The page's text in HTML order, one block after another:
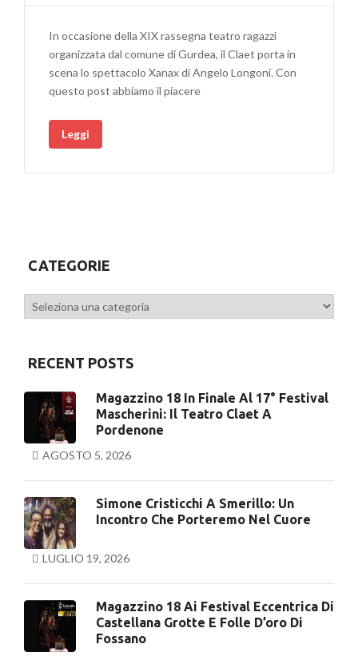
In occasione della XIX rassegna teatro ragazzi
organizzata dal comune di Gurdea, il Claet porta in
scena lo spettacolo Xanax di Angelo Longoni. Con
questo post abbiamo il piacere
Leggi
CATEGORIE
Categorie
RECENT POSTS
Magazzino 18 In Finale Al 17° Festival
Mascherini: Il Teatro Claet A
Pordenone
AGOSTO 5, 2026
Simone Cristicchi A Smerillo: Un
Incontro Che Porteremo Nel Cuore
LUGLIO 19, 2026
Magazzino 18 Ai Festival Eccentrica Di
Castellana Grotte E Folle D’oro Di
Fossano